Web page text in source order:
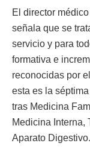
El director
señala que se
servicio y para
formativa e
reconocidas por
esta es la
tras Medicina
Medicina Interna,
Aparato Digestivo.